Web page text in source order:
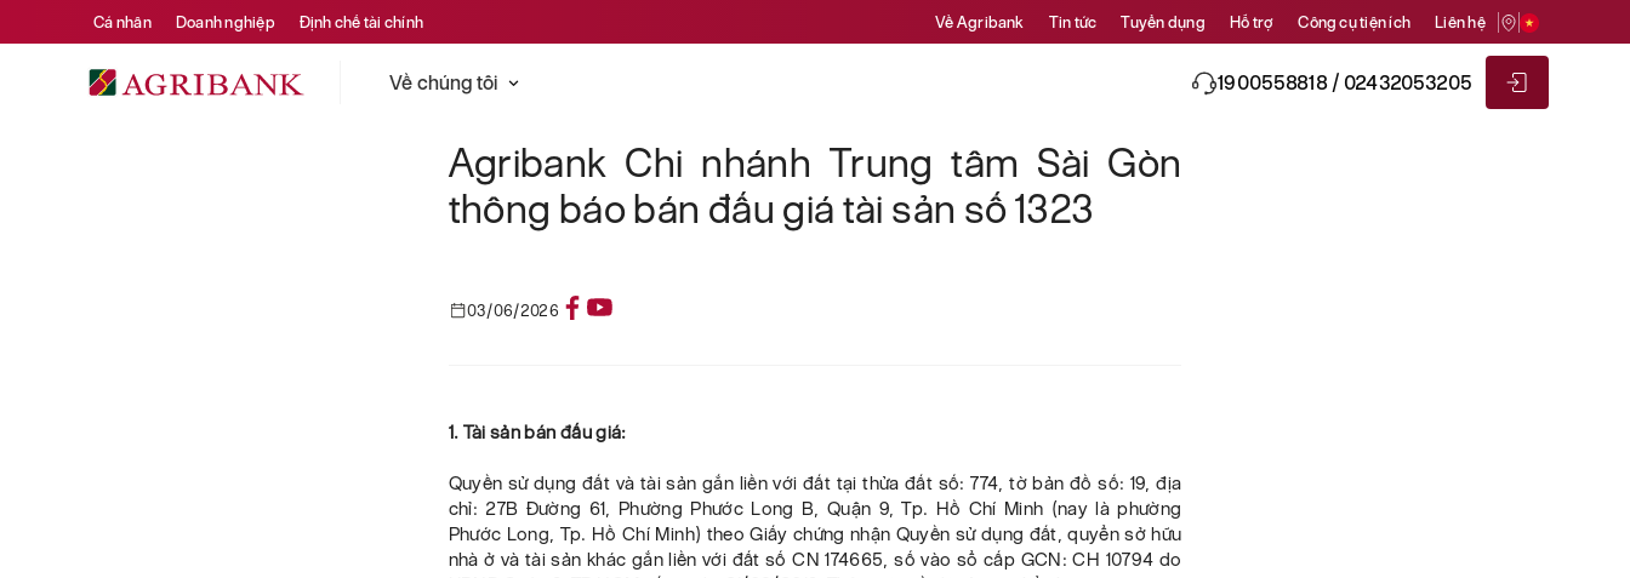
Cá nhân Doanh nghiệp Định chế tài chính Về Agribank Tin tức Tuyển dụng Hỗ trợ Công cụ tiện ích Liên hệ
Về chúng tôi 1900558818 / 02432053205
Agribank Chi nhánh Trung tâm Sài Gòn
thông báo bán đấu giá tài sản số 1323
03/06/2026
1. Tài sản bán đấu giá:
Quyền sử dụng đất và tài sản gắn liền với đất tại thửa đất số: 774, tờ bản đồ số: 19, địa
chỉ: 27B Đường 61, Phường Phước Long B, Quận 9, Tp. Hồ Chí Minh (nay là phường
Phước Long, Tp. Hồ Chí Minh) theo Giấy chứng nhận Quyền sử dụng đất, quyển sở hữu
nhà ở và tài sản khác gắn liền với đất số CN 174665, số vào sổ cấp GCN: CH 10794 do